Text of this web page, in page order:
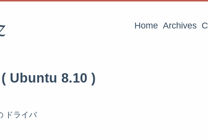
Home Archives
Ubuntu 8.10 )
ドライバ